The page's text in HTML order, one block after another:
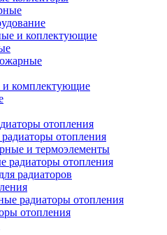
и коплектующие
и комплектующие
отопления
отопления
и термоэлементы
радиаторы отопления
радиаторов
радиаторы отопления
отопления